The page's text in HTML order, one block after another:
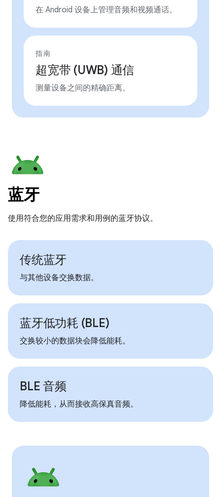
在 Android 设备上管理音频和视频通话。
指南
超宽带 (UWB) 通信
测量设备之间的精确距离。
蓝牙
使用符合您的应用需求和用例的蓝牙协议。
传统蓝牙
与其他设备交换数据。
蓝牙低功耗 (BLE)
交换较小的数据块会降低能耗。
BLE 音频
降低能耗，从而接收高保真音频。